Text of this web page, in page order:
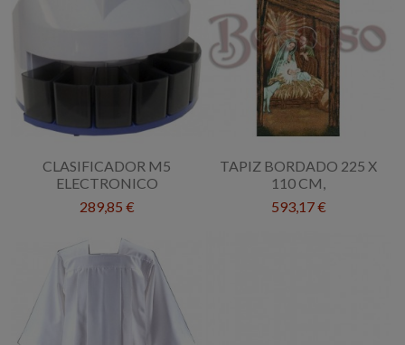
CLASIFICADOR M5
ELECTRONICO
289,85 €
TAPIZ BORDADO 225 X
110 CM,
593,17 €